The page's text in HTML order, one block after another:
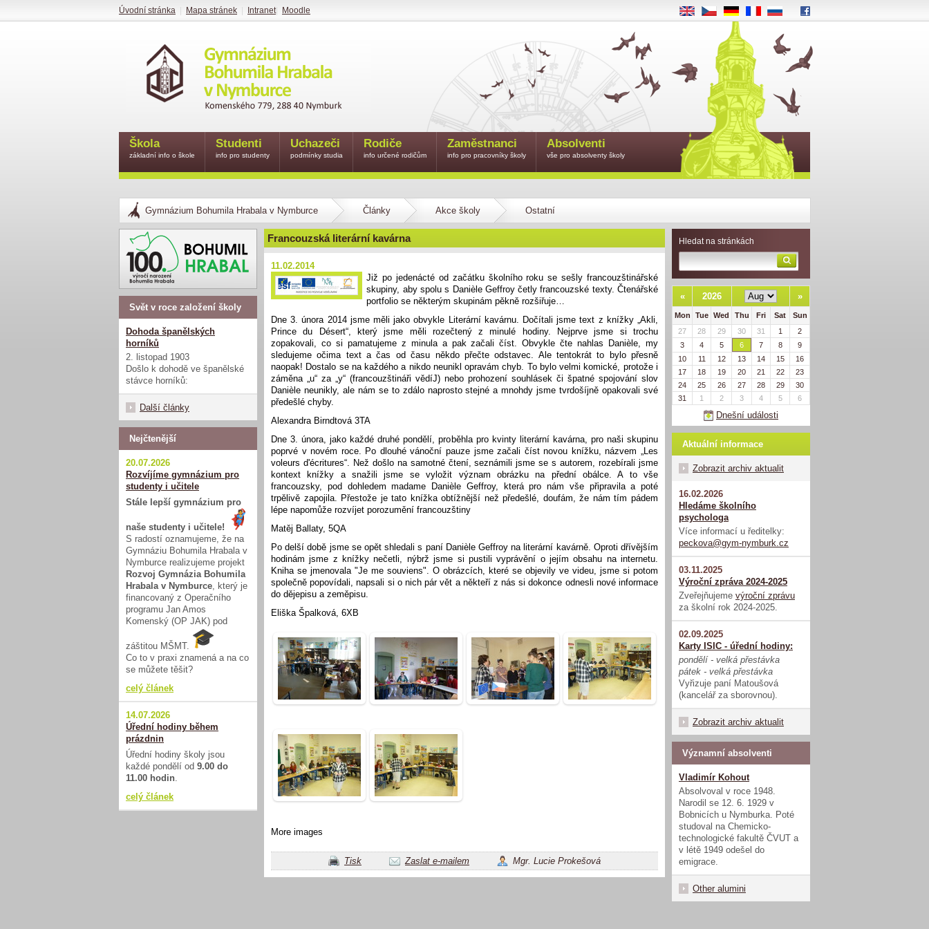
Gymnázium Bohumila Hrabala v Nymburce Články Akce školy Ostatní
Francouzská literární kavárna
11.02.2014
Již po jedenácté od začátku školního roku se sešly francouzštinářské
skupiny, aby spolu s Danièle Geffroy četly francouzské texty. Čtenářské
portfolio se některým skupinám pěkně rozšiřuje…
Dne 3. února 2014 jsme měli jako obvykle Literární kavárnu. Dočítali jsme text z knížky „Akli,
Prince du Désert“, který jsme měli rozečtený z minulé hodiny. Nejprve jsme si trochu
zopakovali, co si pamatujeme z minula a pak začali číst. Obvykle čte nahlas Danièle, my
sledujeme očima text a čas od času někdo přečte odstavec. Ale tentokrát to bylo přesně
naopak! Dostalo se na každého a nikdo neunikl opravám chyb. To bylo velmi komické, protože i
záměna „u“ za „y“ (francouzštináři vědíJ) nebo prohození souhlásek či špatné spojování slov
Danièle neunikly, ale nám se to zdálo naprosto stejné a mnohdy jsme tvrdošíjně opakovali své
předešlé chyby.
Alexandra Birndtová 3TA
Dne 3. února, jako každé druhé pondělí, proběhla pro kvinty literární kavárna, pro naši skupinu
poprvé v novém roce. Po dlouhé vánoční pauze jsme začali číst novou knížku, názvem „Les
voleurs d'écritures“. Než došlo na samotné čtení, seznámili jsme se s autorem, rozebírali jsme
kontext knížky a snažili jsme se vyložit význam obrázku na přední obálce. A to vše
francouzsky, pod dohledem madame Danièle Geffroy, která pro nám vše připravila a poté
trpělivě zapojila. Přestože je tato knížka obtížnější než předešlé, doufám, že nám tím pádem
lépe napomůže rozvíjet porozumění francouzštiny
Matěj Ballaty, 5QA
Po delší době jsme se opět shledali s paní Danièle Geffroy na literární kavárně. Oproti dřívějším
hodinám jsme z knížky nečetli, nýbrž jsme si pustili vyprávění o jejím obsahu na internetu.
Kniha se jmenovala "Je me souviens". O obrázcích, které se objevily ve videu, jsme si potom
společně popovídali, napsali si o nich pár vět a někteří z nás si dokonce odnesli nové informace
do dějepisu a zeměpisu.
Eliška Špalková, 6XB
More images
Tisk Zaslat e-mailem Mgr. Lucie Prokešová
Hledat na stránkách
« 2026 »
Mon Tue Wed Thu Fri Sat
Sun
27
28 29 30 31 1
2
3
4 5 6 7 8
9
10
11 12 13 14 15
16
17
18 19 20 21 22
23
24
25 26 27 28 29
30
31
1 2 3 4 5 6
Dnešní události
Aktuální informace
Zobrazit archiv aktualit
16.02.2026
Hledáme školního
psychologa
Více informací u ředitelky:
peckova@gym-nymburk.cz
03.11.2025
Výroční zpráva 2024-2025
Zveřejňujeme výroční zprávu
za školní rok 2024-2025.
02.09.2025
Karty ISIC - úřední hodiny:
pondělí - velká přestávka
pátek - velká přestávka
Vyřizuje paní Matoušová
(kancelář za sborovnou).
Zobrazit archiv aktualit
Významní absolventi
Vladimír Kohout
Absolvoval v roce 1948.
Narodil se 12. 6. 1929 v
Bobnicích u Nymburka. Poté
studoval na Chemicko-
technologické fakultě ČVUT a
v létě 1949 odešel do
emigrace.
Other alumini
Svět v roce založení školy
Dohoda španělských
horníků
2. listopad 1903
Došlo k dohodě ve španělské
stávce horníků:
Další články
Nejčtenější
20.07.2026
Rozvíjíme gymnázium pro
studenty i učitele
Stále lepší gymnázium pro
naše studenty i učitele!
S radostí oznamujeme, že na
Gymnáziu Bohumila Hrabala v
Nymburce realizujeme projekt
Rozvoj Gymnázia Bohumila
Hrabala v Nymburce, který je
financovaný z Operačního
programu Jan Amos
Komenský (OP JAK) pod
záštitou MŠMT.
Co to v praxi znamená a na co
se můžete těšit?
celý článek
14.07.2026
Úřední hodiny během
prázdnin
Úřední hodiny školy jsou
každé pondělí od 9.00 do
11.00 hodin.
celý článek
Škola
základní info o škole
Studenti
info pro studenty
Uchazeči
podmínky studia
Rodiče
info určené rodičům
Zaměstnanci
info pro pracovníky školy
Absolventi
vše pro absolventy školy
Úvodní stránka Mapa stránek Intranet| Moodle EN CS DE RU